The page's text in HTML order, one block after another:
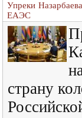
Упреки
ЕАЭС
страну